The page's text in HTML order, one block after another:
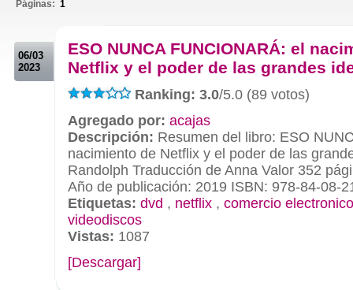
Páginas: 1
06/03
2023
ESO NUNCA FUNCIONARÁ: el
Netflix y el poder de las grandes
Ranking: 3.0/5.0 (89 votos)
Agregado por: acajas
Descripción: Resumen del libro: ESO
nacimiento de Netflix y el poder de las
Randolph Traducción de Anna Valor 352
Año de publicación: 2019 ISBN: 978-84-08-
Etiquetas: dvd , netflix , comercio electronico
videodiscos
Vistas: 1087
[Descargar]